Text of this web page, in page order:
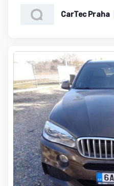
CarTec Praha